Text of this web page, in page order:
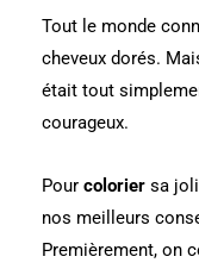
Tout le monde
cheveux dorés.
était tout
courageux.
Pour colorier sa
nos meilleurs
Premièrement, on